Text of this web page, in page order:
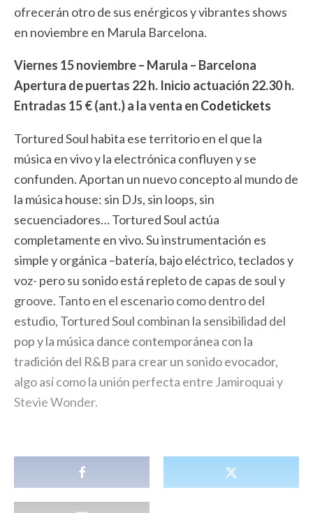
ofrecerán otro de sus enérgicos y vibrantes shows
en noviembre en Marula Barcelona.
Viernes 15 noviembre – Marula – Barcelona
Apertura de puertas 22 h. Inicio actuación 22.30 h.
Entradas 15 € (ant.) a la venta en Codetickets
Tortured Soul habita ese territorio en el que la
música en vivo y la electrónica confluyen y se
confunden. Aportan un nuevo concepto al mundo de
la música house: sin DJs, sin loops, sin
secuenciadores… Tortured Soul actúa
completamente en vivo. Su instrumentación es
simple y orgánica –batería, bajo eléctrico, teclados y
voz- pero su sonido está repleto de capas de soul y
groove. Tanto en el escenario como dentro del
estudio, Tortured Soul combinan la sensibilidad del
pop y la música dance contemporánea con la
tradición del R&B para crear un sonido evocador,
algo así como la unión perfecta entre Jamiroquai y
Stevie Wonder.